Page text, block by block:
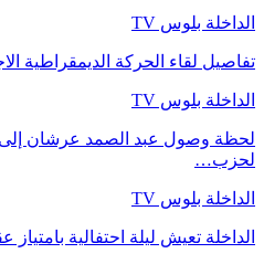
الداخلة بلوس TV
تفاصيل لقاء الحركة الديمقراطية
الداخلة بلوس TV
لحظة وصول عبد الصمد عرشان إلى
لحزب…
الداخلة بلوس TV
الداخلة تعيش ليلة احتفالية